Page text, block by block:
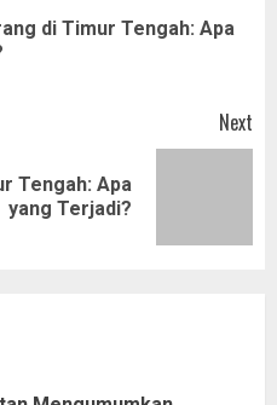
di Timur Tengah: Apa
Next
Tengah: Apa
yang Terjadi?